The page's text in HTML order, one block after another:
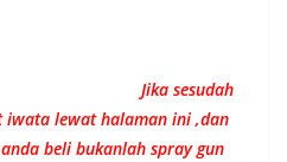
Jika sesudah
iwata lewat halaman ini ,dan
beli bukanlah spray gun